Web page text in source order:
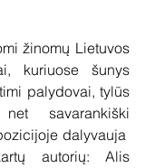
žinomų Lietuvos
kuriuose šunys
palydovai, tylūs
savarankiški
dalyvauja
autorių: Alis